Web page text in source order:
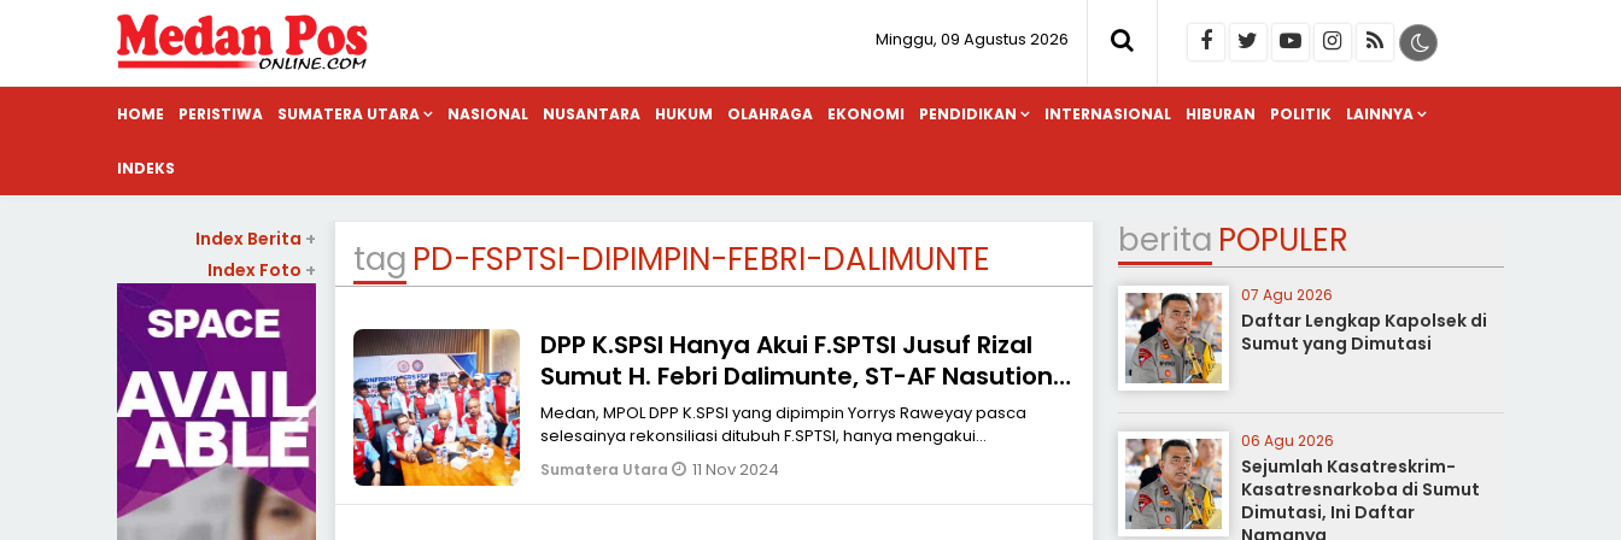
Minggu, 09 Agustus 2026
HOME PERISTIWA SUMATERA UTARA NASIONAL NUSANTARA HUKUM OLAHRAGA EKONOMI PENDIDIKAN INTERNASIONAL HIBURAN POLITIK LAINNYA
INDEKS
tag PD-FSPTSI-DIPIMPIN-FEBRI-DALIMUNTE
DPP K.SPSI Hanya Akui F.SPTSI Jusuf Rizal
Sumut H. Febri Dalimunte, ST-AF Nasution
ST
Medan, MPOL DPP K.SPSI yang dipimpin Yorrys Raweyay pasca
selesainya rekonsiliasi ditubuh F.SPTSI, hanya mengakui
kepemimpinan F.SPTSI den
Sumatera Utara 11 Nov 2024
Index Berita +
Index Foto +
berita POPULER
07 Agu 2026
Daftar Lengkap Kapolsek di
Sumut yang Dimutasi
06 Agu 2026
Sejumlah Kasatreskrim-
Kasatresnarkoba di Sumut
Dimutasi, Ini Daftar
Namanya